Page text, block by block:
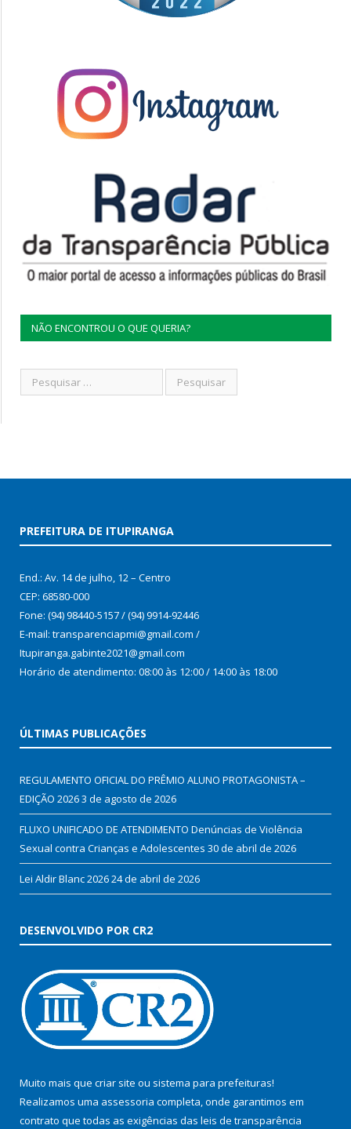
NÃO ENCONTROU O QUE QUERIA?
PREFEITURA DE ITUPIRANGA
End.: Av. 14 de julho, 12 – Centro
CEP: 68580-000
Fone: (94) 98440-5157 / (94) 9914-92446
E-mail: transparenciapmi@gmail.com /
Itupiranga.gabinte2021@gmail.com
Horário de atendimento: 08:00 às 12:00 / 14:00 às 18:00
ÚLTIMAS PUBLICAÇÕES
REGULAMENTO OFICIAL DO PRÊMIO ALUNO PROTAGONISTA –
EDIÇÃO 20263 de agosto de 2026
FLUXO UNIFICADO DE ATENDIMENTO Denúncias de Violência
Sexual contra Crianças e Adolescentes 30 de abril de 2026
Lei Aldir Blanc 202624 de abril de 2026
DESENVOLVIDO POR CR2
Muito mais que criar site ou sistema para prefeituras!
Realizamos uma assessoria completa, onde garantimos em
contrato que todas as exigências das leis de transparência